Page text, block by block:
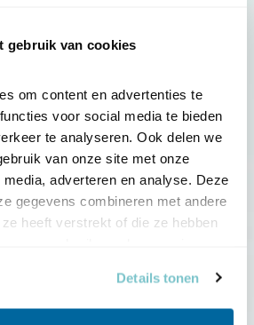
gebruik van cookies
om content en advertenties te
voor social media te bieden
te analyseren. Ook delen we
van onze site met onze
adverteren en analyse. Deze
gegevens combineren met andere
heeft verstrekt of die ze hebben
Details tonen